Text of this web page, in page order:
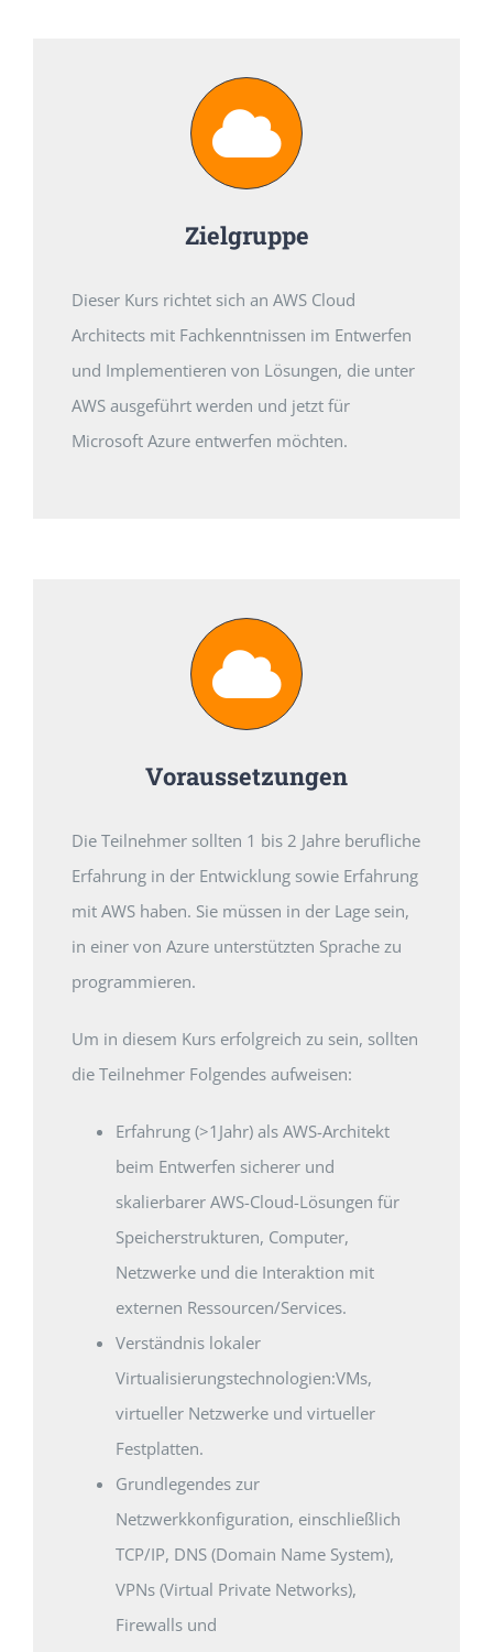
Zielgruppe
Dieser Kurs richtet sich an AWS Cloud
Architects mit Fachkenntnissen im Entwerfen
und Implementieren von Lösungen, die unter
AWS ausgeführt werden und jetzt für
Microsoft Azure entwerfen möchten.
Voraussetzungen
Die Teilnehmer sollten 1 bis 2 Jahre berufliche
Erfahrung in der Entwicklung sowie Erfahrung
mit AWS haben. Sie müssen in der Lage sein,
in einer von Azure unterstützten Sprache zu
programmieren.
Um in diesem Kurs erfolgreich zu sein, sollten
die Teilnehmer Folgendes aufweisen:
Erfahrung (>1Jahr) als AWS-Architekt
beim Entwerfen sicherer und
skalierbarer AWS-Cloud-Lösungen für
Speicherstrukturen, Computer,
Netzwerke und die Interaktion mit
externen Ressourcen/Services.
Verständnis lokaler
Virtualisierungstechnologien:VMs,
virtueller Netzwerke und virtueller
Festplatten.
Grundlegendes zur
Netzwerkkonfiguration, einschließlich
TCP/IP, DNS (Domain Name System),
VPNs (Virtual Private Networks),
Firewalls und